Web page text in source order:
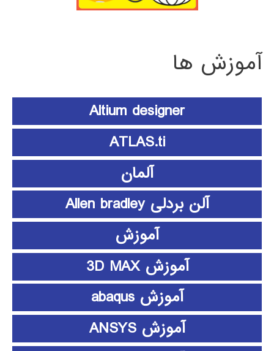
آموزش ها
Altium designer
ATLAS.ti
آلمان
آلن بردلی Allen bradley
آموزش
آموزش 3D MAX
آموزش abaqus
آموزش ANSYS